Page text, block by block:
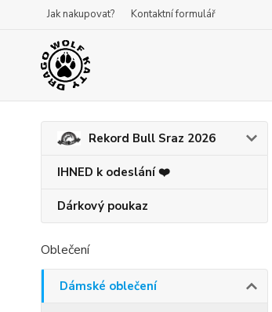
Jak nakupovat? Kontaktní formulář
Rekord Bull Sraz 2026
IHNED k odeslání ❤️
Dárkový poukaz
Oblečení
Dámské oblečení